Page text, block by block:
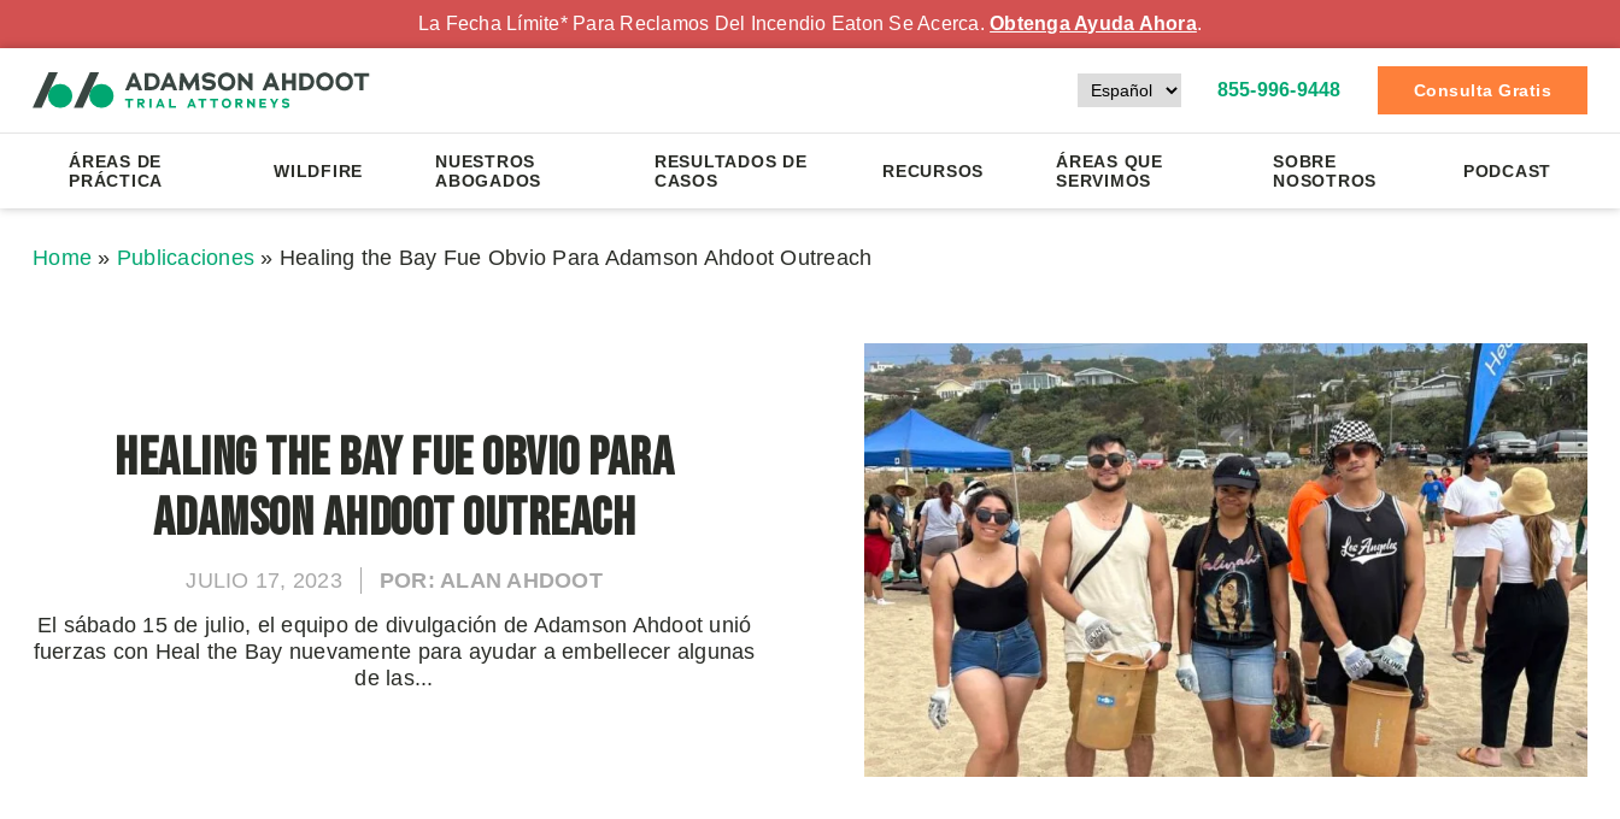
La Fecha Límite* Para Reclamos Del Incendio Eaton Se Acerca.Obtenga Ayuda Ahora.
855-996-9448 Consulta Gratis
ÁREAS DE
PRÁCTICA
WILDFIRE
NUESTROS
ABOGADOS
RESULTADOS DE
CASOS
RECURSOS
ÁREAS QUE
SERVIMOS
SOBRE
NOSOTROS
PODCAST
Home » Publicaciones » Healing the Bay Fue Obvio Para Adamson Ahdoot Outreach
Healing the Bay Fue Obvio Para
Adamson Ahdoot Outreach
JULIO 17, 2023
POR: ALAN AHDOOT
El sábado 15 de julio, el equipo de divulgación de Adamson Ahdoot unió
fuerzas con Heal the Bay nuevamente para ayudar a embellecer algunas
de las...